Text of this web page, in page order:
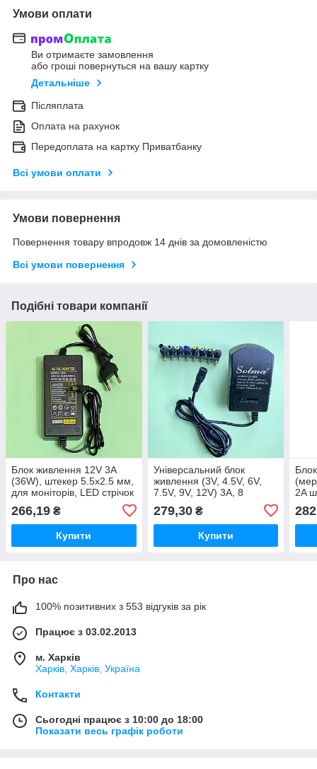
Умови оплати
Ви отримаєте замовлення
або гроші повернуться на вашу картку
Детальніше
Післяплата
Оплата на рахунок
Передоплата на картку Приватбанку
Всі умови оплати
Умови повернення
Повернення товару впродовж 14 днів за домовленістю
Всі умови повернення
Подібні товари компанії
Блок живлення 12V 3A
(36W), штекер 5.5x2.5 мм,
для моніторів, LED стрічок
відеоспостереження
266,19 ₴
Купити
Універсальний блок
живлення (3V, 4.5V, 6V,
7.5V, 9V, 12V) 3A, 8
279,30₴
Купити
2A
Про нас
100% позитивних з 553 відгуків за рік
Працює з 03.02.2013
м. Харків
Харків, Харків, Україна
Контакти
Сьогодні працює з 10:00 до 18:00
Показати весь графік роботи